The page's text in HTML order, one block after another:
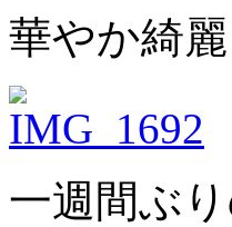
華やか綺麗
一週間ぶ